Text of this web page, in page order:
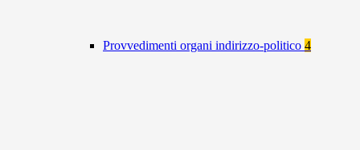
Provvedimenti organi indirizzo-politico 4